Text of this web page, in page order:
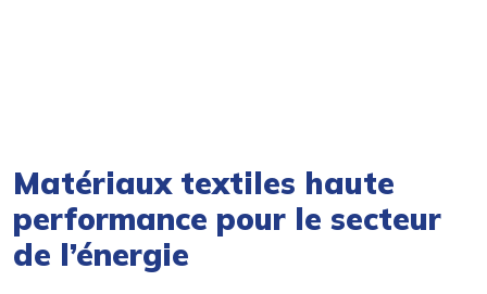
Matériaux textiles haute
performance pour le secteur
de l’énergie